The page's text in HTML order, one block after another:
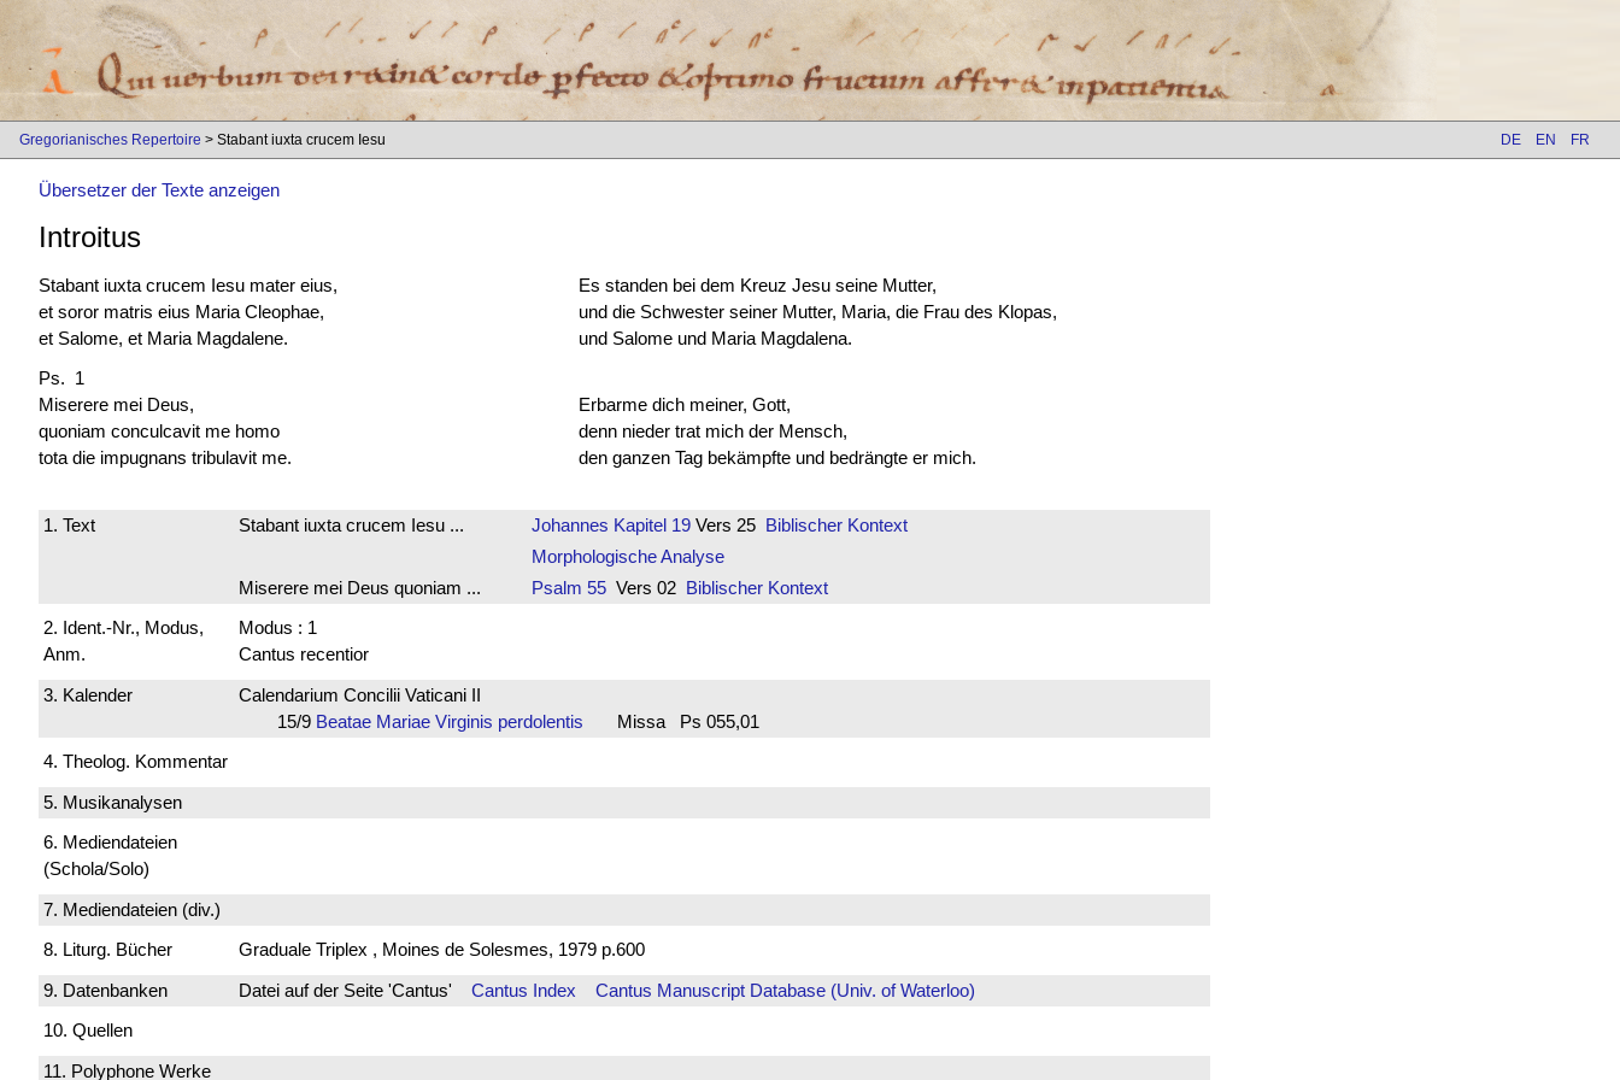
Gregorianisches Repertoire > Stabant iuxta crucem Iesu DE EN FR
Übersetzer der Texte anzeigen
Introitus
Stabant iuxta crucem Iesu mater eius,
et soror matris eius Maria Cleophae,
et Salome, et Maria Magdalene.
Es standen bei dem Kreuz Jesu seine Mutter,
und die Schwester seiner Mutter, Maria, die Frau des Klopas,
und Salome und Maria Magdalena.
Ps. 1
Miserere mei Deus,
quoniam conculcavit me homo
tota die impugnans tribulavit me.
Erbarme dich meiner, Gott,
denn nieder trat mich der Mensch,
den ganzen Tag bekämpfte und bedrängte er mich.
1. Text Stabant iuxta crucem Iesu ... Johannes Kapitel 19Vers 25 Biblischer Kontext
Morphologische Analyse
Miserere mei Deus quoniam ...
Psalm 55Vers 02 Biblischer Kontext
2. Ident.-Nr., Modus,
Anm.
Modus : 1
Cantus recentior
3. Kalender
Calendarium Concilii Vaticani II
15/9 Beatae Mariae Virginis perdolentis
Missa Ps 055,01
4. Theolog. Kommentar
5. Musikanalysen
6. Mediendateien
(Schola/Solo)
7. Mediendateien (div.)
8. Liturg. Bücher
Graduale Triplex , Moines de Solesmes, 1979 p.600
9. Datenbanken
Datei auf der Seite 'Cantus' Cantus Index
Cantus Manuscript Database (Univ. of Waterloo)
10. Quellen
11. Polyphone Werke